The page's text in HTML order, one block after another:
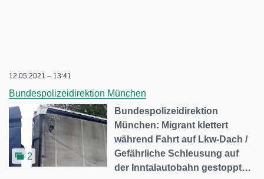
12.05.2021 – 13:41
Bundespolizeidirektion München
2
Bundespolizeidirektion
München: Migrant klettert
während Fahrt auf Lkw-Dach /
Gefährliche Schleusung auf
der Inntalautobahn gestoppt…